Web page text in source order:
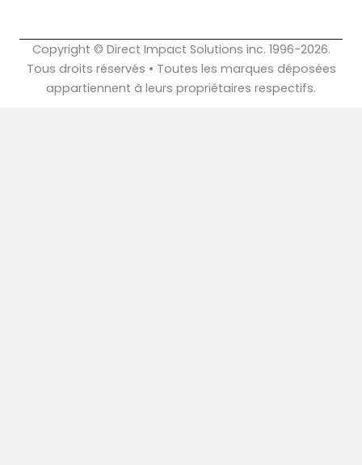
Copyright © Direct Impact Solutions inc. 1996-2026.
Tous droits réservés • Toutes les marques déposées
appartiennent à leurs propriétaires respectifs.